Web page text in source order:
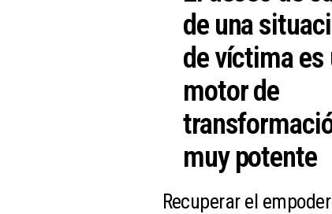
de una
de víctima es
motor de
muy potente
Recuperar el